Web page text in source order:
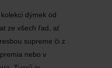
dýmek od
ze všech řad, ať
supreme či z
nebo v